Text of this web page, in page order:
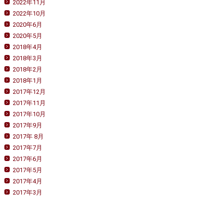
2022年11月
2022年10月
2020年6月
2020年5月
2018年4月
2018年3月
2018年2月
2018年1月
2017年12月
2017年11月
2017年10月
2017年9月
2017年 8月
2017年7月
2017年6月
2017年5月
2017年4月
2017年3月